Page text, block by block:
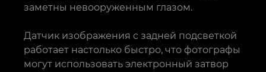
заметны невооруженным глазом.
Датчик изображения с задней подсветкой
работает настолько быстро, что фотографы
могут использовать электронный затвор